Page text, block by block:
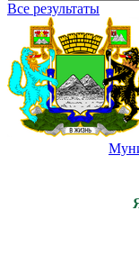
Все результаты